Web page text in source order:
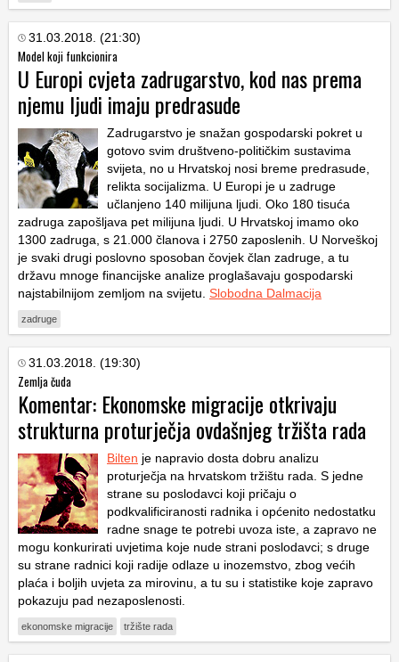
31.03.2018. (21:30)
Model koji funkcionira
U Europi cvjeta zadrugarstvo, kod nas prema
njemu ljudi imaju predrasude
Zadrugarstvo je snažan gospodarski pokret u
gotovo svim društveno-političkim sustavima
svijeta, no u Hrvatskoj nosi breme predrasude,
relikta socijalizma. U Europi je u zadruge
učlanjeno 140 milijuna ljudi. Oko 180 tisuća
zadruga zapošljava pet milijuna ljudi. U Hrvatskoj imamo oko
1300 zadruga, s 21.000 članova i 2750 zaposlenih. U Norveškoj
je svaki drugi poslovno sposoban čovjek član zadruge, a tu
državu mnoge financijske analize proglašavaju gospodarski
najstabilnijom zemljom na svijetu. Slobodna Dalmacija
zadruge
31.03.2018. (19:30)
Zemlja čuda
Komentar: Ekonomske migracije otkrivaju
strukturna proturječja ovdašnjeg tržišta rada
Bilten je napravio dosta dobru analizu
proturječja na hrvatskom tržištu rada. S jedne
strane su poslodavci koji pričaju o
podkvalificiranosti radnika i općenito nedostatku
radne snage te potrebi uvoza iste, a zapravo ne
mogu konkurirati uvjetima koje nude strani poslodavci; s druge
su strane radnici koji radije odlaze u inozemstvo, zbog većih
plaća i boljih uvjeta za mirovinu, a tu su i statistike koje zapravo
pokazuju pad nezaposlenosti.
ekonomske migracije tržište rada